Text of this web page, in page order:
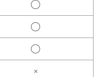
◯
◯
◯
✗